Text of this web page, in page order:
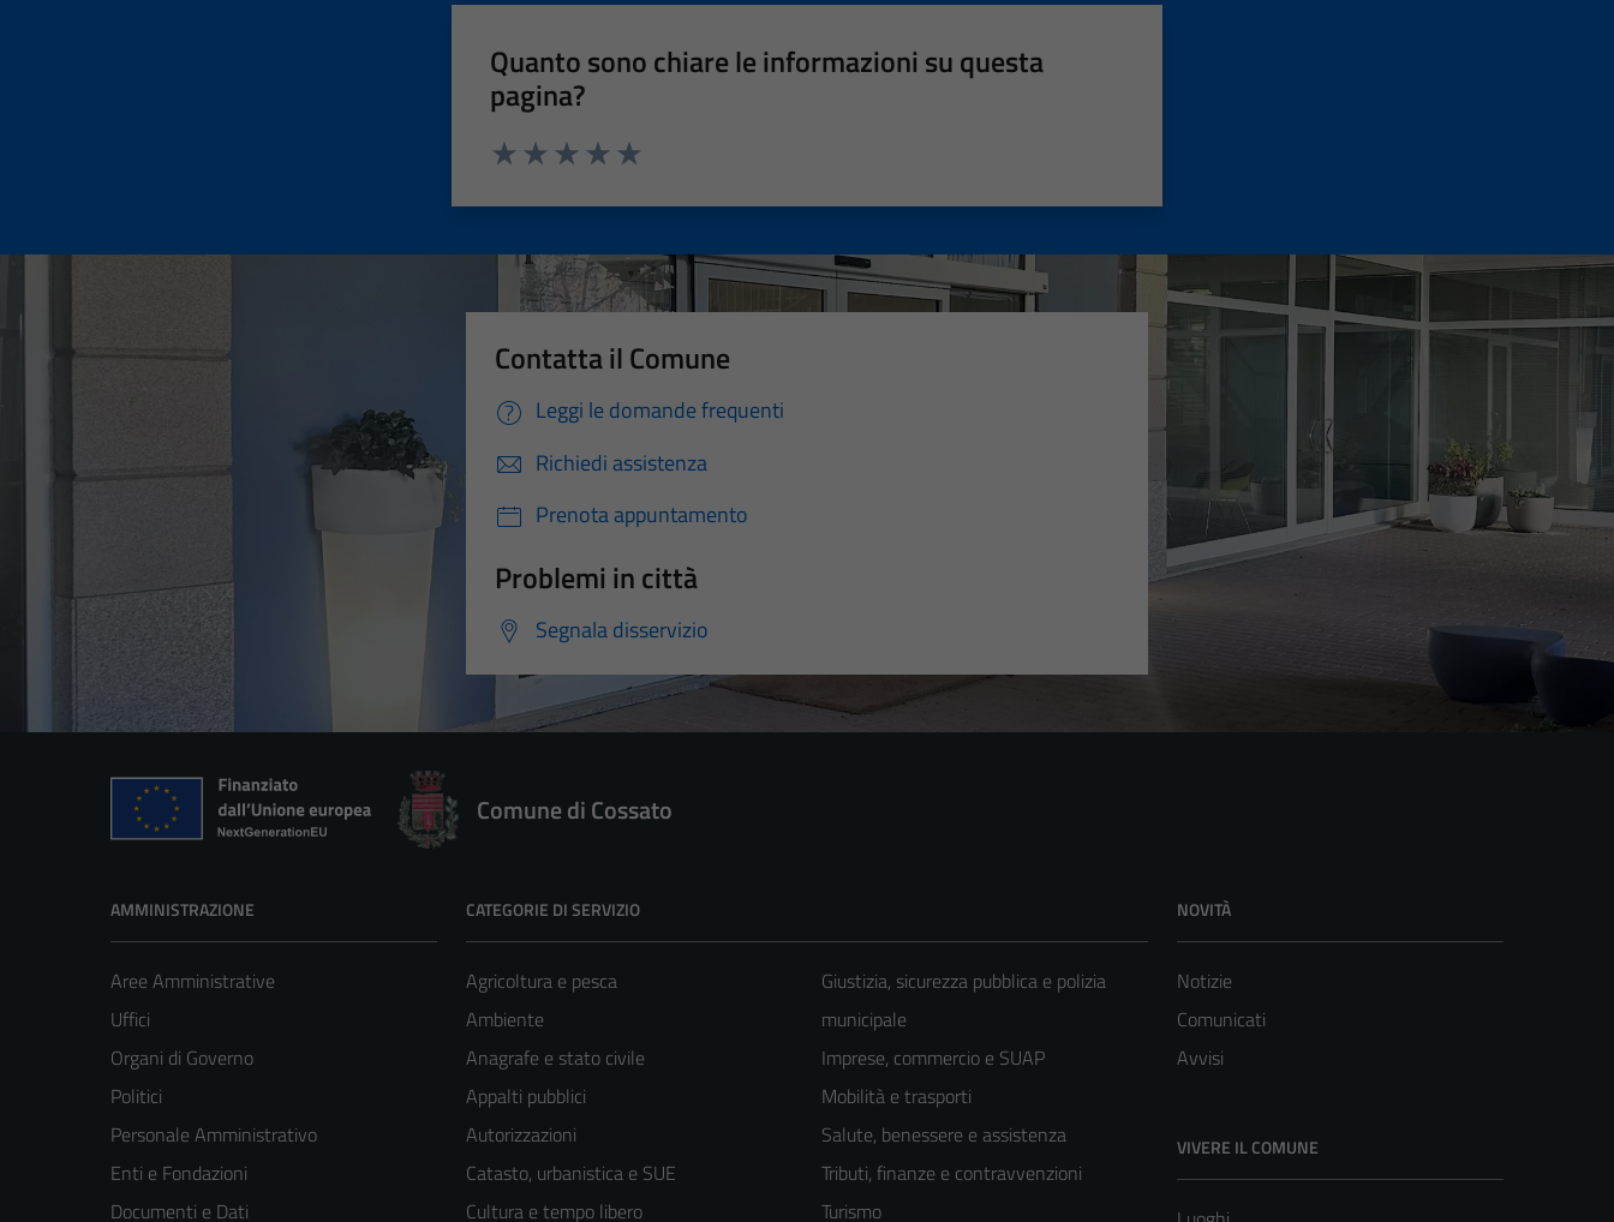
Quanto sono chiare le informazioni su questa
pagina?
Contatta il Comune
Leggi le domande frequenti
Richiedi assistenza
Prenota appuntamento
Problemi in città
Segnala disservizio
Comune di Cossato
AMMINISTRAZIONE
Aree Amministrative
Uffici
Organi di Governo
Politici
Personale Amministrativo
Enti e Fondazioni
Documenti e Dati
CATEGORIE DI SERVIZIO
Agricoltura e pesca
Ambiente
Anagrafe e stato civile
Appalti pubblici
Autorizzazioni
Catasto, urbanistica e SUE
Cultura e tempo libero
Giustizia, sicurezza pubblica e polizia
municipale
Imprese, commercio e SUAP
Mobilità e trasporti
Salute, benessere e assistenza
Tributi, finanze e contravvenzioni
Turismo
NOVITÀ
Notizie
Comunicati
Avvisi
VIVERE IL COMUNE